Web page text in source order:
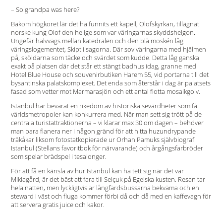
– So grandpa was here?
Bakom högkoret lär det ha funnits ett kapell, Olofskyrkan, tillägnat
norske kung Olof den helige som var väringarnas skyddshelgon.
Ungefär halvvägs mellan katedralen och den blå moskén låg
väringslogementet, Skipt i sagorna. Där sov väringarna med hjälmen
på, sköldarna som täcke och svärdet som kudde. Detta låg ganska
exakt på platsen där det står ett stängt badhus idag, granne med
Hotel Blue House och souvenirbutiken Harem 55, vid portarna till det
bysantinska palatskomplexet. Det enda som återstår i dag är palatsets
fasad som vetter mot Marmarasjön och ett antal flotta mosaikgolv.
Istanbul har bevarat en rikedom av historiska sevärdheter som få
världsmetropoler kan konkurrera med. När man sett sig trött på de
centrala turistattraktionerna – vi klarar max 30 om dagen – behöver
man bara flanera ner i någon gränd för att hitta huzundrypande
träkåkar liksom fotostatkopierade ur Orhan Pamuks självbiografi
Istanbul (Stellans favoritbok för närvarande) och årgångsfarbröder
som spelar brädspel i tesalonger.
För att få en känsla av hur Istanbul kan ha tett sig när det var
Miklagård, är det bäst att fara till Selçuk på Egeiska kusten. Resan tar
hela natten, men lyckligtvis är långfärdsbussarna bekväma och en
steward i väst och fluga kommer förbi då och då med en kaffevagn för
att servera gratis juice och kakor.